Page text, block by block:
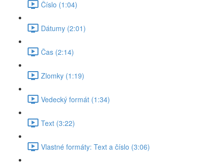
Číslo (1:04)
Dátumy (2:01)
Čas (2:14)
Zlomky (1:19)
Vedecký formát (1:34)
Text (3:22)
Vlastné formáty: Text a číslo (3:06)